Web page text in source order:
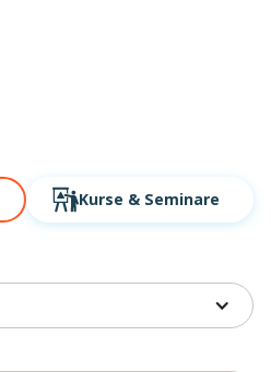
Kurse & Seminare